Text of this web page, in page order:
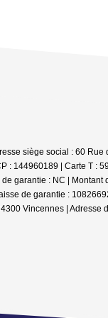
siège social : 60
: 144960189 | Carte T :
garantie : NC |
de garantie :
Vincennes | Adresse